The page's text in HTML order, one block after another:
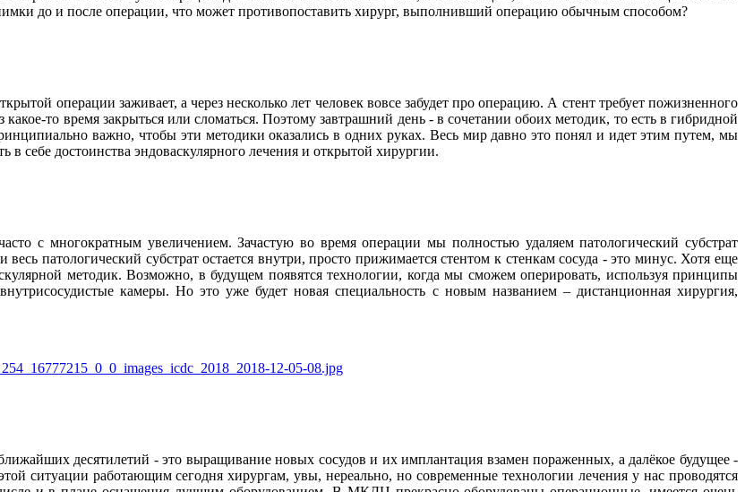
до и после операции, что может противопоставить хирург, выполнивший операцию обычным способом?
операции заживает, а через несколько лет человек вовсе забудет про операцию. А стент требует пожизненного
то время закрыться или сломаться. Поэтому завтрашний день - в сочетании обоих методик, то есть в гибридной
важно, чтобы эти методики оказались в одних руках. Весь мир давно это понял и идет этим путем, мы
в себе достоинства эндоваскулярного лечения и открытой хирургии.
с многократным увеличением. Зачастую во время операции мы полностью удаляем патологический субстрат
патологический субстрат остается внутри, просто прижимается стентом к стенкам сосуда - это минус. Хотя еще
методик. Возможно, в будущем появятся технологии, когда мы сможем оперировать, используя принципы
камеры. Но это уже будет новая специальность с новым названием – дистанционная хирургия,
десятилетий - это выращивание новых сосудов и их имплантация взамен пораженных, а далёкое будущее -
ситуации работающим сегодня хирургам, увы, нереально, но современные технологии лечения у нас проводятся